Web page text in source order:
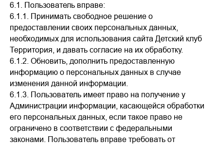
6.1. Пользователь вправе:
6.1.1. Принимать свободное решение о
предоставлении своих персональных данных,
необходимых для использования сайта Детский клуб
Территория, и давать согласие на их обработку.
6.1.2. Обновить, дополнить предоставленную
информацию о персональных данных в случае
изменения данной информации.
6.1.3. Пользователь имеет право на получение у
Администрации информации, касающейся обработки
его персональных данных, если такое право не
ограничено в соответствии с федеральными
законами. Пользователь вправе требовать от